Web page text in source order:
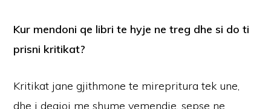
Kur mendoni qe libri te hyje ne treg dhe si do ti
prisni kritikat?
Kritikat jane gjithmone te mirepritura tek une,
dhe i degjoj me shume vemendje, sepse ne